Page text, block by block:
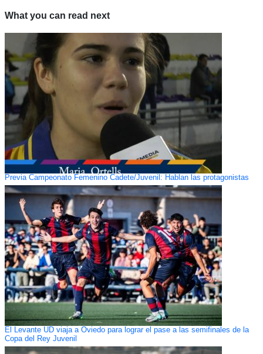
What you can read next
Previa Campeonato Femenino Cadete/Juvenil: Hablan las protagonistas
El Levante UD viaja a Oviedo para lograr el pase a las semifinales de la
Copa del Rey Juvenil